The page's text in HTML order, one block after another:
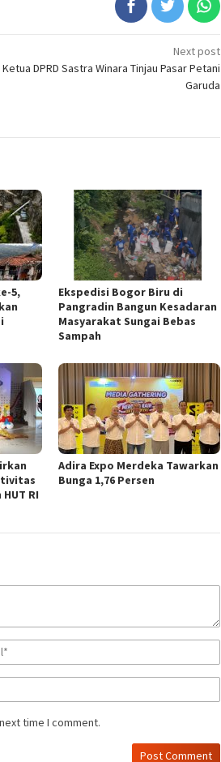
Next post
Ketua DPRD Sastra Winara Tinjau Pasar Petani
Garuda
5,
Ekspedisi Bogor Biru di
Pangradin Bangun Kesadaran
Masyarakat Sungai Bebas
Sampah
RI
Adira Expo Merdeka Tawarkan
Bunga 1,76 Persen
time I comment.